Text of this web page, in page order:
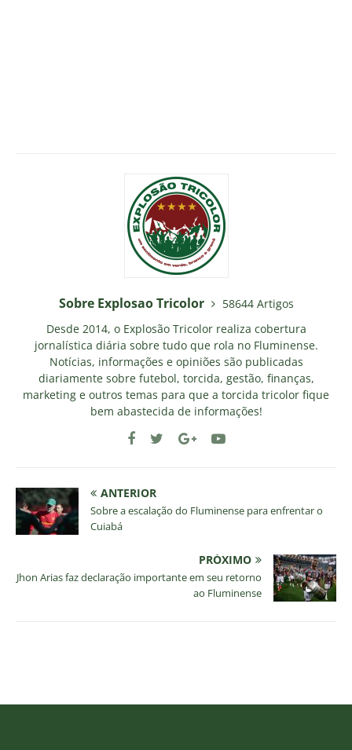
Sobre Explosao Tricolor
58644 Artigos
Desde 2014, o Explosão Tricolor realiza cobertura
jornalística diária sobre tudo que rola no Fluminense.
Notícias, informações e opiniões são publicadas
diariamente sobre futebol, torcida, gestão, finanças,
marketing e outros temas para que a torcida tricolor fique
bem abastecida de informações!
ANTERIOR
Sobre a escalação do Fluminense para enfrentar o
Cuiabá
PRÓXIMO
Jhon Arias faz declaração importante em seu retorno
ao Fluminense